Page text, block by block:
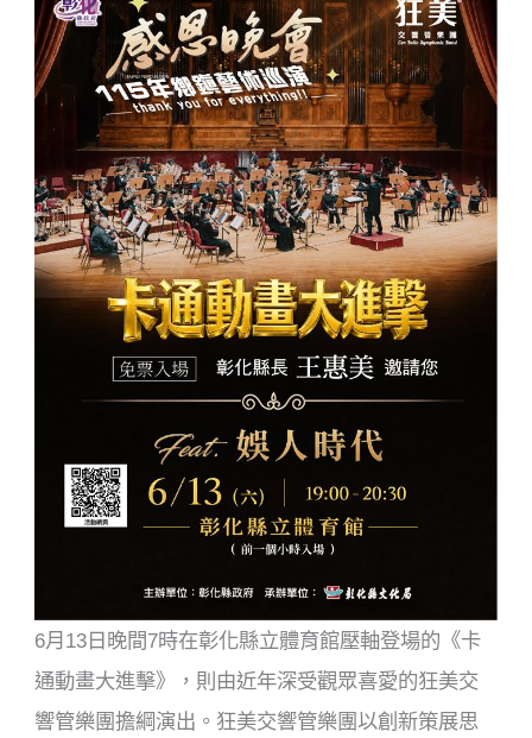
6月13日晚間7時在彰化縣立體育館壓軸登場的《卡
通動畫大進擊》，則由近年深受觀眾喜愛的狂美交
響管樂團擔綱演出。狂美交響管樂團以創新策展思